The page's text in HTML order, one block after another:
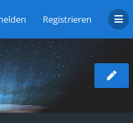
Registrieren